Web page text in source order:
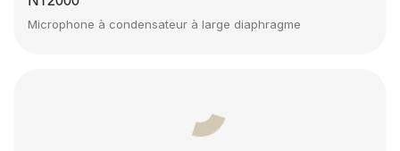
Microphone à condensateur à large diaphragme